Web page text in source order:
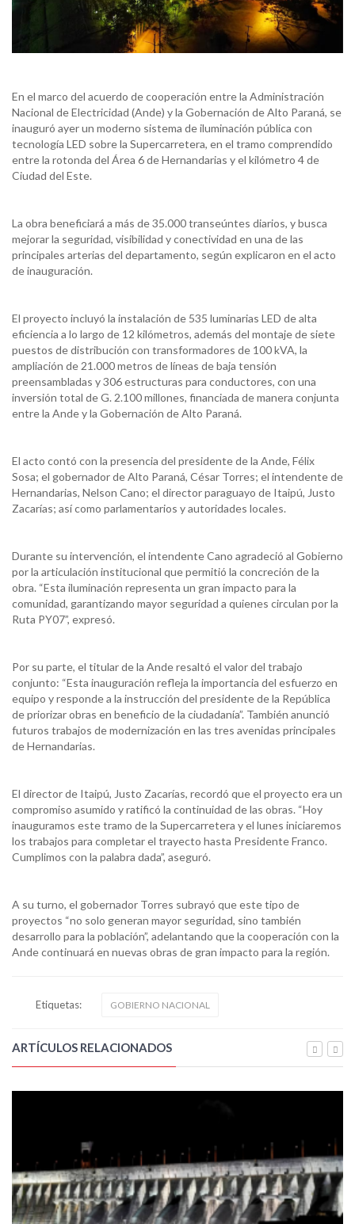
En el marco del acuerdo de cooperación entre la Administración
Nacional de Electricidad (Ande) y la Gobernación de Alto Paraná, se
inauguró ayer un moderno sistema de iluminación pública con
tecnología LED sobre la Supercarretera, en el tramo comprendido
entre la rotonda del Área 6 de Hernandarias y el kilómetro 4 de
Ciudad del Este.
La obra beneficiará a más de 35.000 transeúntes diarios, y busca
mejorar la seguridad, visibilidad y conectividad en una de las
principales arterias del departamento, según explicaron en el acto
de inauguración.
El proyecto incluyó la instalación de 535 luminarias LED de alta
eficiencia a lo largo de 12 kilómetros, además del montaje de siete
puestos de distribución con transformadores de 100 kVA, la
ampliación de 21.000 metros de líneas de baja tensión
preensambladas y 306 estructuras para conductores, con una
inversión total de G. 2.100 millones, financiada de manera conjunta
entre la Ande y la Gobernación de Alto Paraná.
El acto contó con la presencia del presidente de la Ande, Félix
Sosa; el gobernador de Alto Paraná, César Torres; el intendente de
Hernandarias, Nelson Cano; el director paraguayo de Itaipú, Justo
Zacarías; así como parlamentarios y autoridades locales.
Durante su intervención, el intendente Cano agradeció al Gobierno
por la articulación institucional que permitió la concreción de la
obra. “Esta iluminación representa un gran impacto para la
comunidad, garantizando mayor seguridad a quienes circulan por la
Ruta PY07”, expresó.
Por su parte, el titular de la Ande resaltó el valor del trabajo
conjunto: “Esta inauguración refleja la importancia del esfuerzo en
equipo y responde a la instrucción del presidente de la República
de priorizar obras en beneficio de la ciudadanía”. También anunció
futuros trabajos de modernización en las tres avenidas principales
de Hernandarias.
El director de Itaipú, Justo Zacarías, recordó que el proyecto era un
compromiso asumido y ratificó la continuidad de las obras. “Hoy
inauguramos este tramo de la Supercarretera y el lunes iniciaremos
los trabajos para completar el trayecto hasta Presidente Franco.
Cumplimos con la palabra dada”, aseguró.
A su turno, el gobernador Torres subrayó que este tipo de
proyectos “no solo generan mayor seguridad, sino también
desarrollo para la población”, adelantando que la cooperación con la
Ande continuará en nuevas obras de gran impacto para la región.
Etiquetas: GOBIERNO NACIONAL
ARTÍCULOS RELACIONADOS